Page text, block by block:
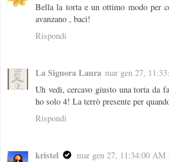
Bella la torta e un ottimo modo per
avanzano , baci!
Rispondi
La Signora Laura mar gen 27,
Uh vedi, cercavo giusto una torta da
ho solo 4! La terrò presente per
Rispondi
kristel
mar gen 27, 11:34:00 AM